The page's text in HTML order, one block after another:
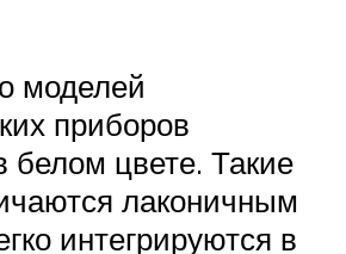
моделей
приборов
цвете. Такие
лаконичным
интегрируются в